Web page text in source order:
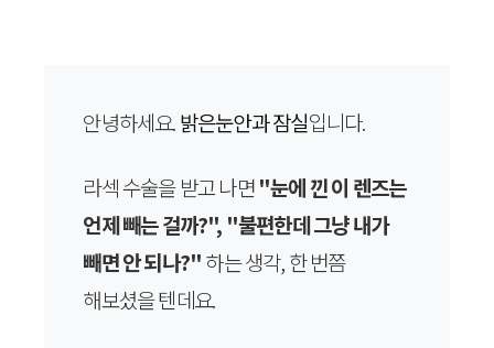
안녕하세요.밝은눈안과 잠실입니다.
라섹 수술을 받고 나면"눈에 낀 이 렌즈는
언제 빼는 걸까?", "불편한데 그냥 내가
빼면 안 되나?"하는 생각, 한 번쯤
해보셨을 텐데요.